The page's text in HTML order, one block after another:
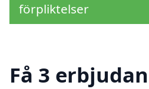
förpliktelser
Få 3